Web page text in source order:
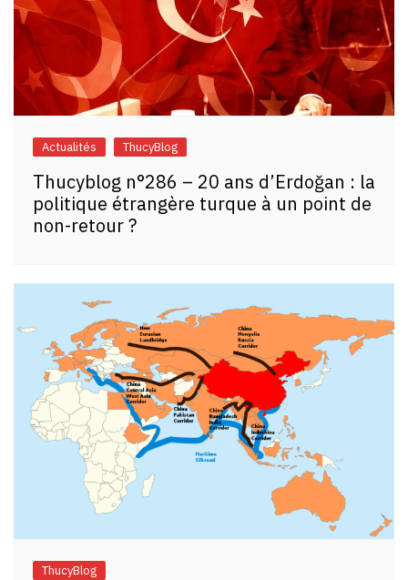
Actualités ThucyBlog
Thucyblog n°286 – 20 ans d’Erdoğan : la
politique étrangère turque à un point de
non-retour ?
ThucyBlog